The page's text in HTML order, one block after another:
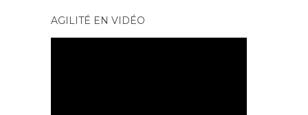
AGILITÉ EN VIDÉO